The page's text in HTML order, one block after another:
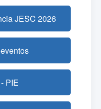
JESC 2026
PIE